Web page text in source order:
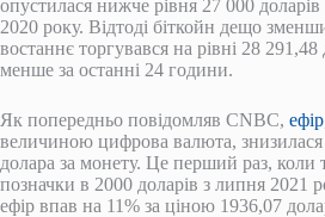
опустилася нижче рівня 27 000
2020 року. Відтоді біткойн дещо
востаннє торгувався на рівні 28
менше за останні 24 години.
Як попередньо повідомляв CNBC, ефір
величиною цифрова валюта,
долара за монету. Це перший раз, коли
позначки в 2000 доларів з липня 2021
ефір впав на 11% за ціною 1936,07